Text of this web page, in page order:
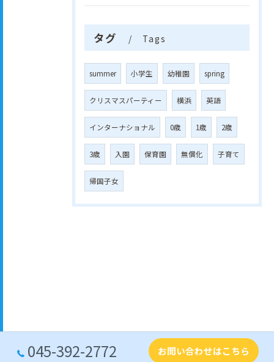
タグ Tags
summer 小学生 幼稚園 spring
クリスマスパーティー 横浜 英語
インターナショナル 0歳 1歳 2歳
3歳 入園 保育園 無償化 子育て
帰国子女
045-392-2772 お問い合わせはこちら